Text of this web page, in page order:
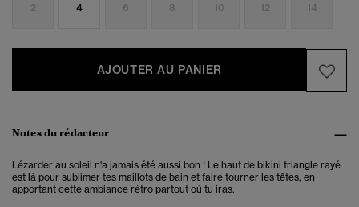
2 4 6 8 10 12 14
AJOUTER AU PANIER
Notes du rédacteur
Lézarder au soleil n'a jamais été aussi bon ! Le haut de bikini triangle rayé
est là pour sublimer tes maillots de bain et faire tourner les têtes, en
apportant cette ambiance rétro partout où tu iras.